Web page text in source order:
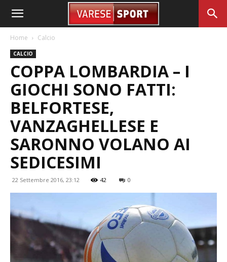
Home Calcio
CALCIO
COPPA LOMBARDIA – I
GIOCHI SONO FATTI:
BELFORTESE,
VANZAGHELLESE E
SARONNO VOLANO AI
SEDICESIMI
22 Settembre 2016, 23:12 42 0